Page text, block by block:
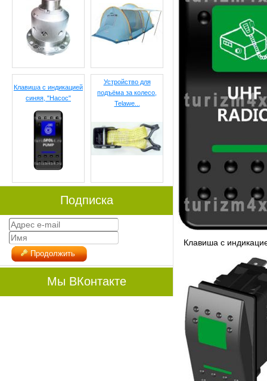
Клавиша с индикацией
синяя, "Насос"
Устройство для
подъёма за колесо,
Telawe...
Подписка
Продолжить
Мы ВКонтакте
Клавиша с